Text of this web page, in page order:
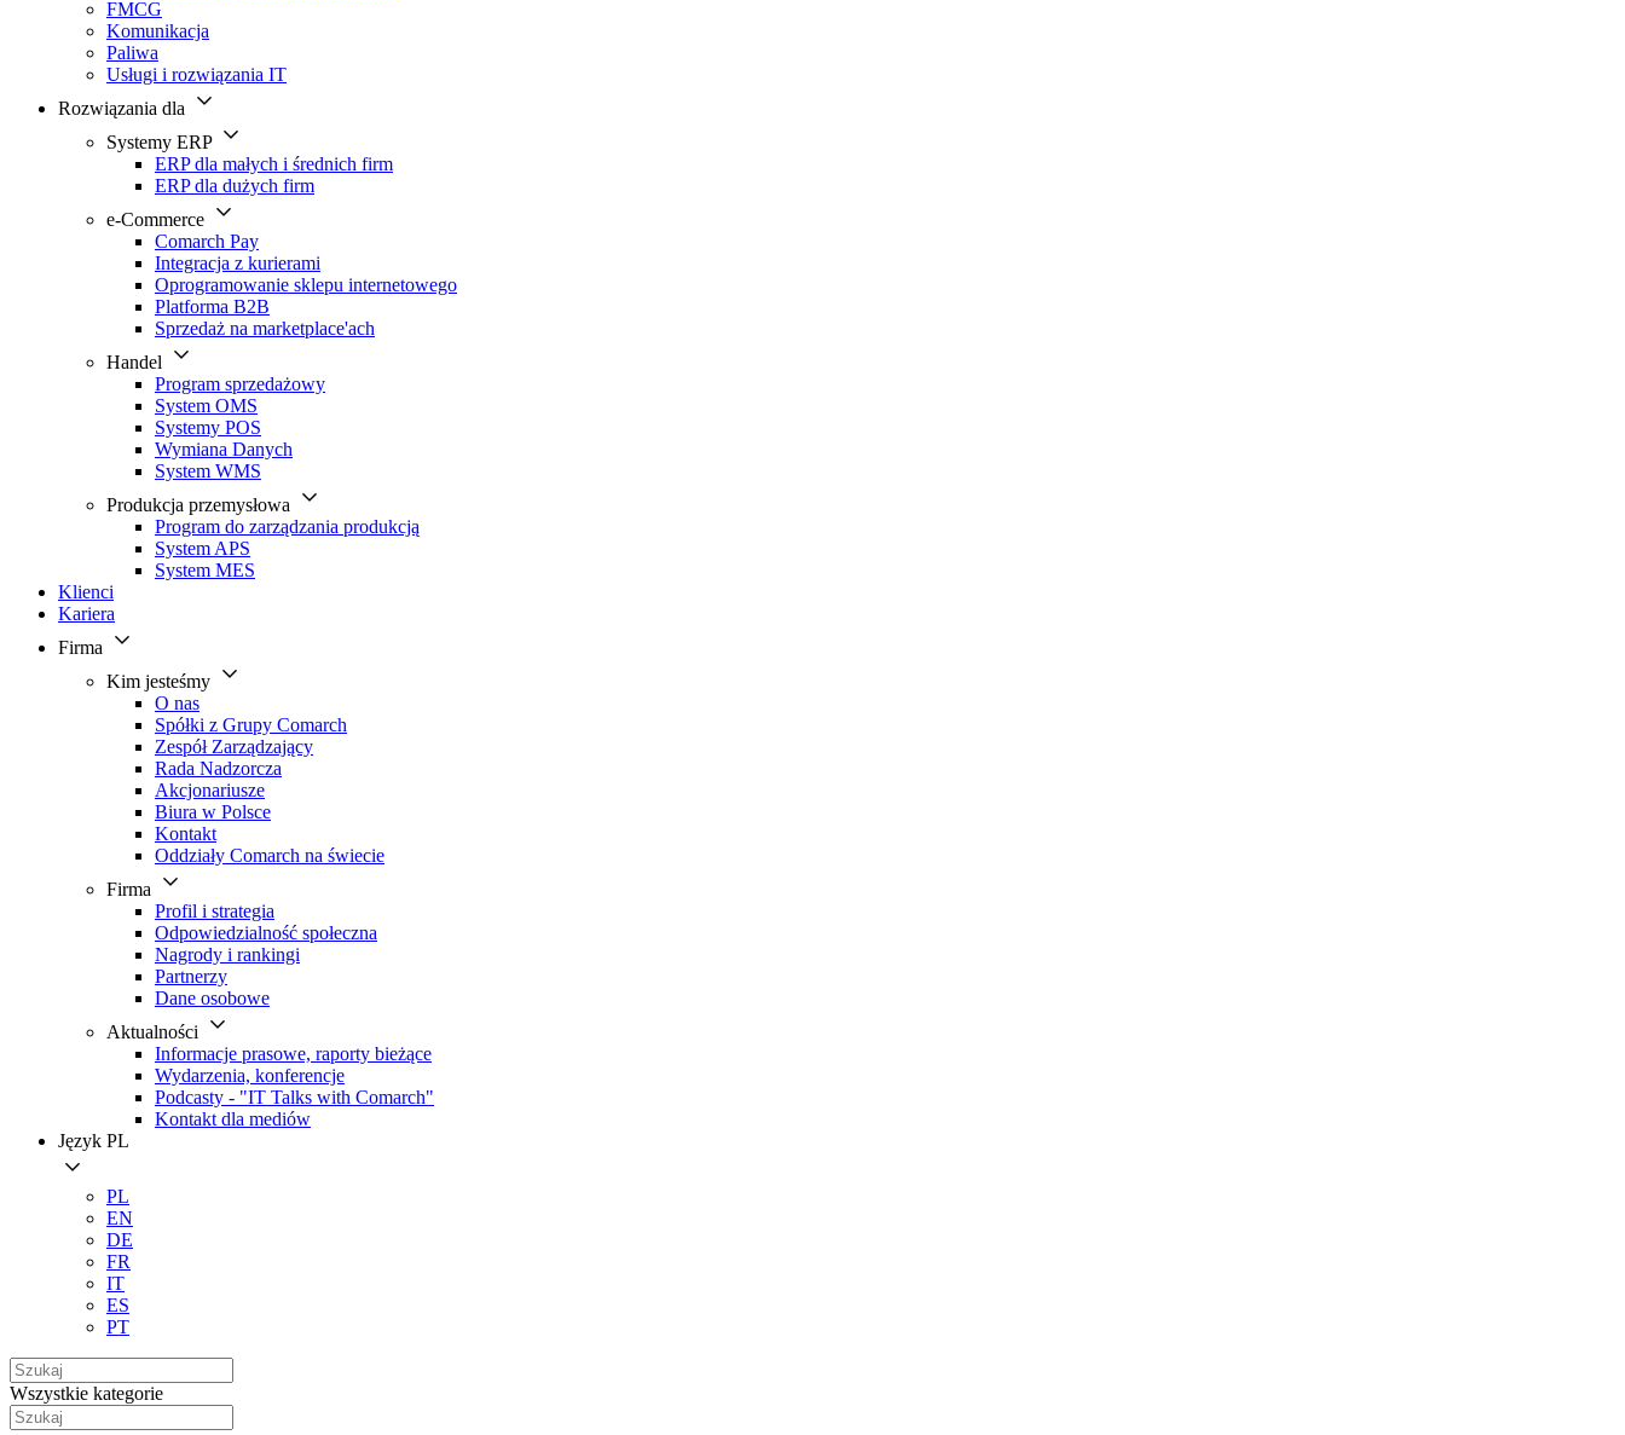
FMCG
Komunikacja
Paliwa
Usługi i rozwiązania IT
Rozwiązania dla
Systemy ERP
ERP dla małych i średnich firm
ERP dla dużych firm
e-Commerce
Comarch Pay
Integracja z kurierami
Oprogramowanie sklepu internetowego
Platforma B2B
Sprzedaż na marketplace'ach
Handel
Program sprzedażowy
System OMS
Systemy POS
Wymiana Danych
System WMS
Produkcja przemysłowa
Program do zarządzania produkcją
System APS
System MES
Klienci
Kariera
Firma
Kim jesteśmy
O nas
Spółki z Grupy Comarch
Zespół Zarządzający
Rada Nadzorcza
Akcjonariusze
Biura w Polsce
Kontakt
Oddziały Comarch na świecie
Firma
Profil i strategia
Odpowiedzialność społeczna
Nagrody i rankingi
Partnerzy
Dane osobowe
Aktualności
Informacje prasowe, raporty bieżące
Wydarzenia, konferencje
Podcasty - "IT Talks with Comarch"
Kontakt dla mediów
Język PL
PL
EN
DE
FR
IT
ES
PT
Wszystkie kategorie